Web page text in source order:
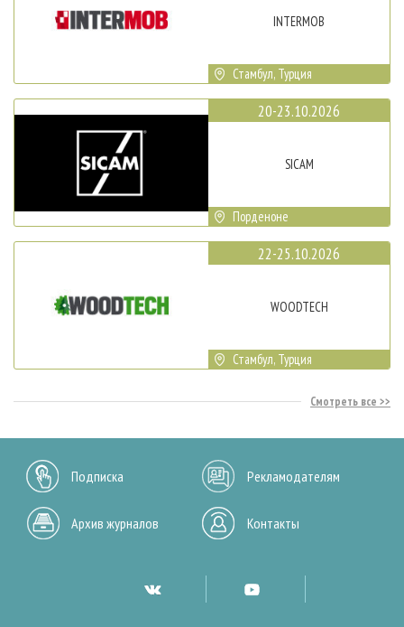
INTERMOB
Стамбул, Турция
20-23.10.2026
SICAM
Порденоне
22-25.10.2026
WOODTECH
Стамбул, Турция
Смотреть все
Подписка Рекламодателям
Архив журналов Контакты